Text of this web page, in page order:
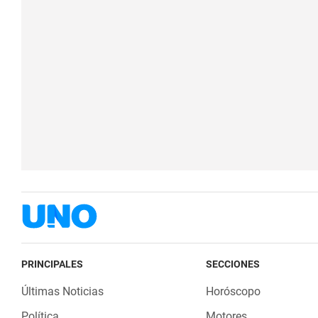
PRINCIPALES
Últimas Noticias
SECCIONES
Horóscopo